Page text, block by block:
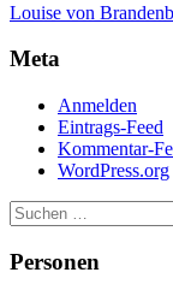
Louise von
Meta
Anmelden
Eintrags-Feed
Kommentar-
WordPress.org
Personen